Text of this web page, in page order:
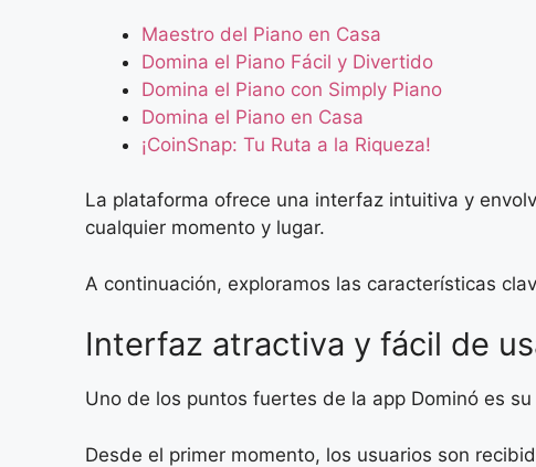
Maestro del Piano en Casa
Domina el Piano Fácil y Divertido
Domina el Piano con Simply Piano
Domina el Piano en Casa
¡CoinSnap: Tu Ruta a la Riqueza!
La plataforma ofrece una interfaz intuitiva y
cualquier momento y lugar.
A continuación, exploramos las características
Interfaz atractiva y fácil de
Uno de los puntos fuertes de la app Dominó es
Desde el primer momento, los usuarios son